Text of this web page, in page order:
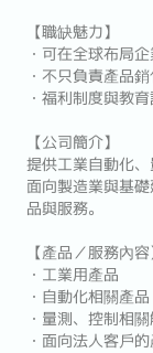
【職缺魅力】
・可在全球布局
・不只負責產品
・福利制度與教
【公司簡介】
提供工業自動化
面向製造業與基
品與服務。
【產品／服務內容
・工業用產品
・自動化相關產品
・量測、控制相
・面向法人客戶